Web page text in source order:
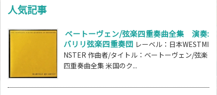
人気記事
ベートーヴェン/弦楽四重奏曲全集 演奏:
バリリ弦楽四重奏団 レーベル：日本WESTMI
NSTER 作曲者/タイトル：ベートーヴェン/弦楽
四重奏曲全集 米国のク...